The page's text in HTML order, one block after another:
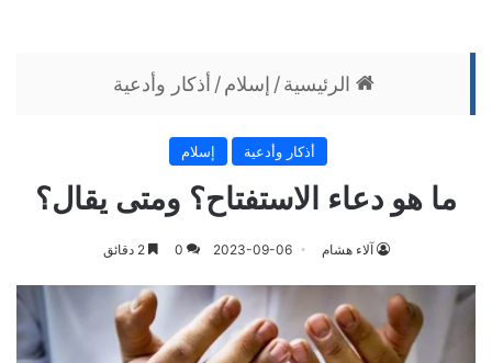
الرئيسية / إسلام / أذكار وأدعية
أذكار وأدعية إسلام
ما هو دعاء الاستفتاح؟ ومتى يقال؟
آلاء هشام 2023-09-06
0 2 دقائق